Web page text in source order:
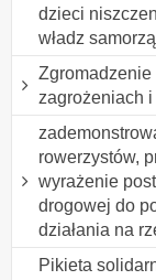
dzieci
władz
zagrożeniach
rowerzystów,
wyrażenie
drogowej do
działania na
Pikieta